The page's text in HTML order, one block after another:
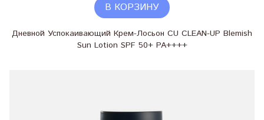
В КОРЗИНУ
Дневной Успокаивающий Крем-Лосьон CU CLEAN-UP Blemish
Sun Lotion SPF 50+ PA++++